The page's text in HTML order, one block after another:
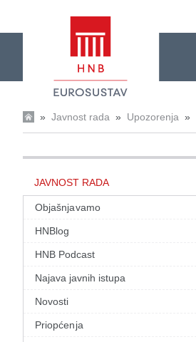
» Javnost rada » Upozorenja »
JAVNOST RADA
Objašnjavamo
HNBlog
HNB Podcast
Najava javnih istupa
Novosti
Priopćenja